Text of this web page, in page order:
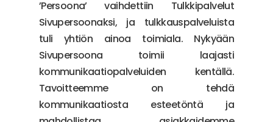
’Persoona’ vaihdettiin Tulkkipalvelut
Sivupersoonaksi, ja tulkkauspalveluista
tuli yhtiön ainoa toimiala. Nykyään
Sivupersoona toimii laajasti
kommunikaatiopalveluiden kentällä.
Tavoitteemme on tehdä
kommunikaatiosta esteetöntä ja